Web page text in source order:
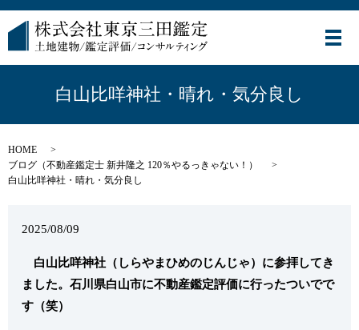
メ
白山比咩神社・晴れ・気分良し
HOME
ブログ（不動産鑑定士 新井隆之 120％やるっきゃない！）
白山比咩神社・晴れ・気分良し
2025/08/09
白山比咩神社（しらやまひめのじんじゃ）に参拝してき
ました。石川県白山市に不動産鑑定評価に行ったついでで
す（笑）